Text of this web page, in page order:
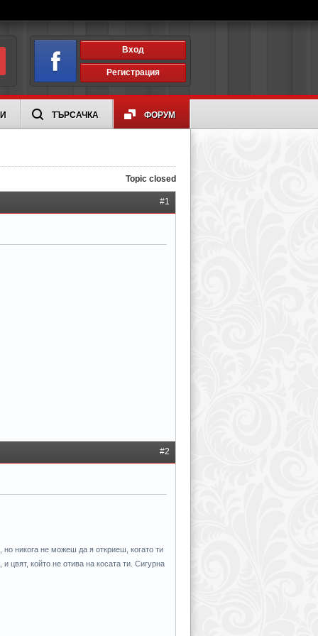
Вход
Регистрация
ТЪРСАЧКА ФОРУМ
Topic closed
#1
#2
никога не можеш да я откриеш, когато ти
цвят, който не отива на косата ти. Сигурна